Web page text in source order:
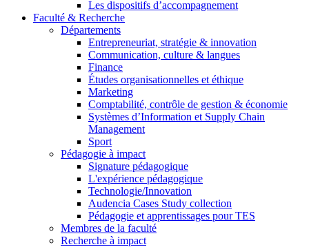
Les dispositifs d’accompagnement
Faculté & Recherche
Départements
Entrepreneuriat, stratégie & innovation
Communication, culture & langues
Finance
Études organisationnelles et éthique
Marketing
Comptabilité, contrôle de gestion & économie
Systèmes d’Information et Supply Chain
Management
Sport
Pédagogie à impact
Signature pédagogique
L'expérience pédagogique
Technologie/Innovation
Audencia Cases Study collection
Pédagogie et apprentissages pour TES
Membres de la faculté
Recherche à impact